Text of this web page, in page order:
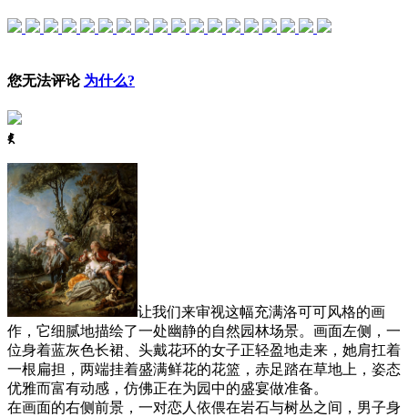
您无法评论 为什么?
ꈅ
让我们来审视这幅充满洛可可风格的画
作，它细腻地描绘了一处幽静的自然园林场景。画面左侧，一
位身着蓝灰色长裙、头戴花环的女子正轻盈地走来，她肩扛着
一根扁担，两端挂着盛满鲜花的花篮，赤足踏在草地上，姿态
优雅而富有动感，仿佛正在为园中的盛宴做准备。
在画面的右侧前景，一对恋人依偎在岩石与树丛之间，男子身